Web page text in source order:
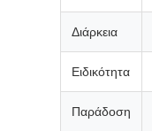
Διάρκεια
Ειδικότητα
Παράδοση